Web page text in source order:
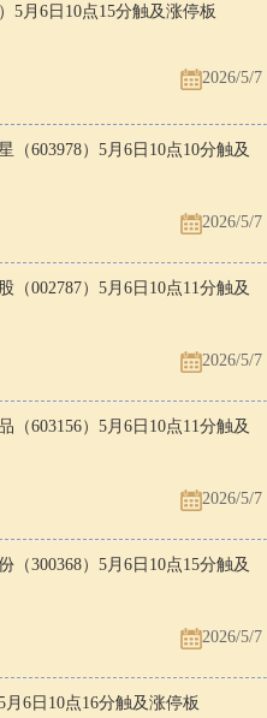
5月6日10点15分触及涨停板
2026/5/7
（603978）5月6日10点10分触及
2026/5/7
（002787）5月6日10点11分触及
2026/5/7
（603156）5月6日10点11分触及
2026/5/7
（300368）5月6日10点15分触及
2026/5/7
月6日10点16分触及涨停板